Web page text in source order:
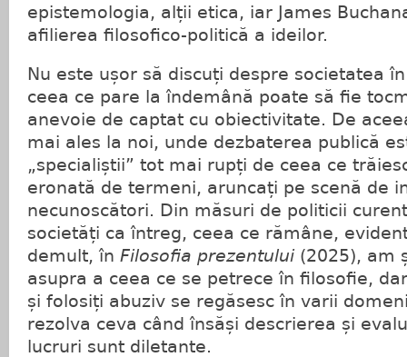
epistemologia, alții etica, iar James
afilierea filosofico-politică a ideilor.
Nu este ușor să discuți despre societatea
ceea ce pare la îndemână poate să fie
anevoie de captat cu obiectivitate. De
mai ales la noi, unde dezbaterea publică
„specialiștii” tot mai rupți de ceea ce
eronată de termeni, aruncați pe scenă de
necunoscători. Din măsuri de politicii
societăți ca întreg, ceea ce rămâne,
demult, în Filosofia prezentului (2025), am
asupra a ceea ce se petrece în filosofie,
și folosiți abuziv se regăsesc în varii
rezolva ceva când însăși descrierea și
lucruri sunt diletante.